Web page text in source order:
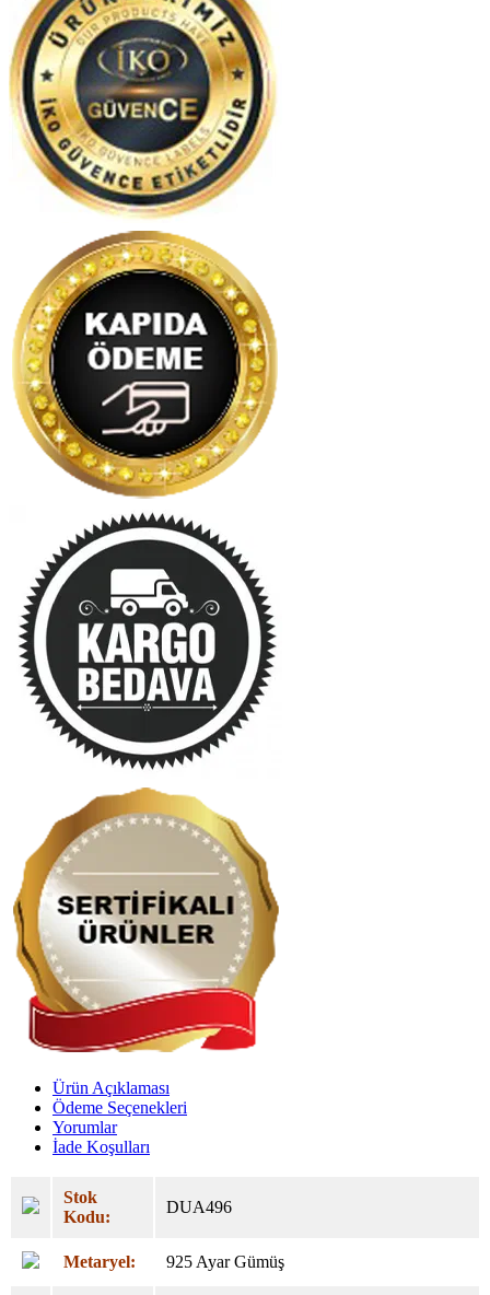
Ürün Açıklaması
Ödeme Seçenekleri
Yorumlar
İade Koşulları
Stok
Kodu:
DUA496
Metaryel: 925 Ayar Gümüş